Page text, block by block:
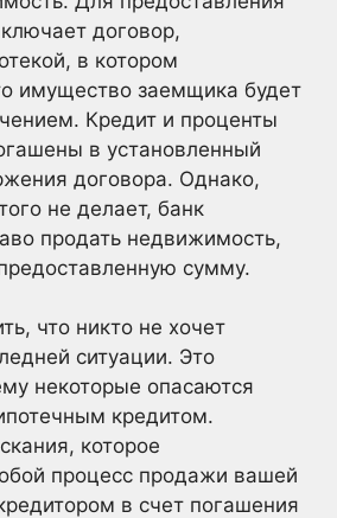
договор,
в котором
имущество заемщика будет
Кредит и проценты
в установленный
договора. Однако,
не делает, банк
продать недвижимость,
сумму.
что никто не хочет
ситуации. Это
некоторые опасаются
кредитом.
которое
процесс продажи вашей
в счет погашения